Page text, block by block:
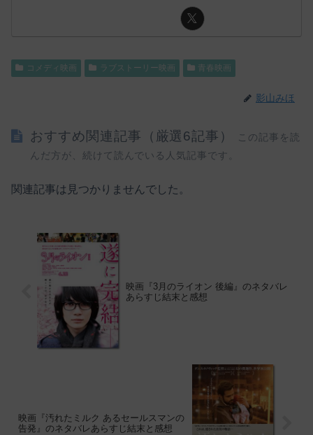
コメディ映画 ラブストーリー映画 青春映画
影山みほ
おすすめ関連記事（厳選6記事）
この記事を読
んだ方が、続けて読んでいる人気記事です。
関連記事は見つかりませんでした。
映画『3月のライオン 後編』のネタバレ
あらすじ結末と感想
映画『汚れたミルク あるセールスマンの
告発』のネタバレあらすじ結末と感想